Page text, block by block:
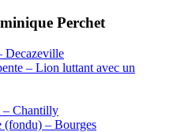
Perchet
Decazeville
– Lion luttant avec un
– Chantilly
(fondu) – Bourges